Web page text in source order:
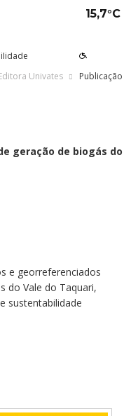
15,7°C
Univates
Publicação
geração de biogás do
e georreferenciados
do Vale do Taquari,
sustentabilidade